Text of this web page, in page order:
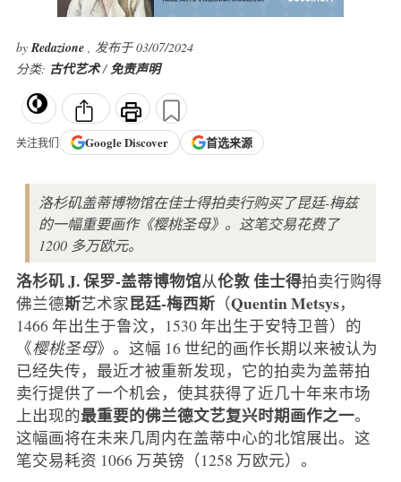
byRedazione , 发布于 03/07/2024
分类: 古代艺术/免责声明
关注我们 GoogleDiscover 首选来源
洛杉矶盖蒂博物馆在佳士得拍卖行购买了昆廷-梅兹
的一幅重要画作《樱桃圣母》。这笔交易花费了
1200 多万欧元。
洛杉矶J. 保罗-盖蒂博物馆从伦敦佳士得拍卖行购得
佛兰德斯艺术家昆廷-梅西斯（Quentin Metsys，
1466 年出生于鲁汶，1530 年出生于安特卫普）的
《樱桃圣母》。这幅 16 世纪的画作长期以来被认为
已经失传，最近才被重新发现，它的拍卖为盖蒂拍
卖行提供了一个机会，使其获得了近几十年来市场
上出现的最重要的佛兰德文艺复兴时期画作之一。
这幅画将在未来几周内在盖蒂中心的北馆展出。这
笔交易耗资 1066 万英镑（1258 万欧元）。